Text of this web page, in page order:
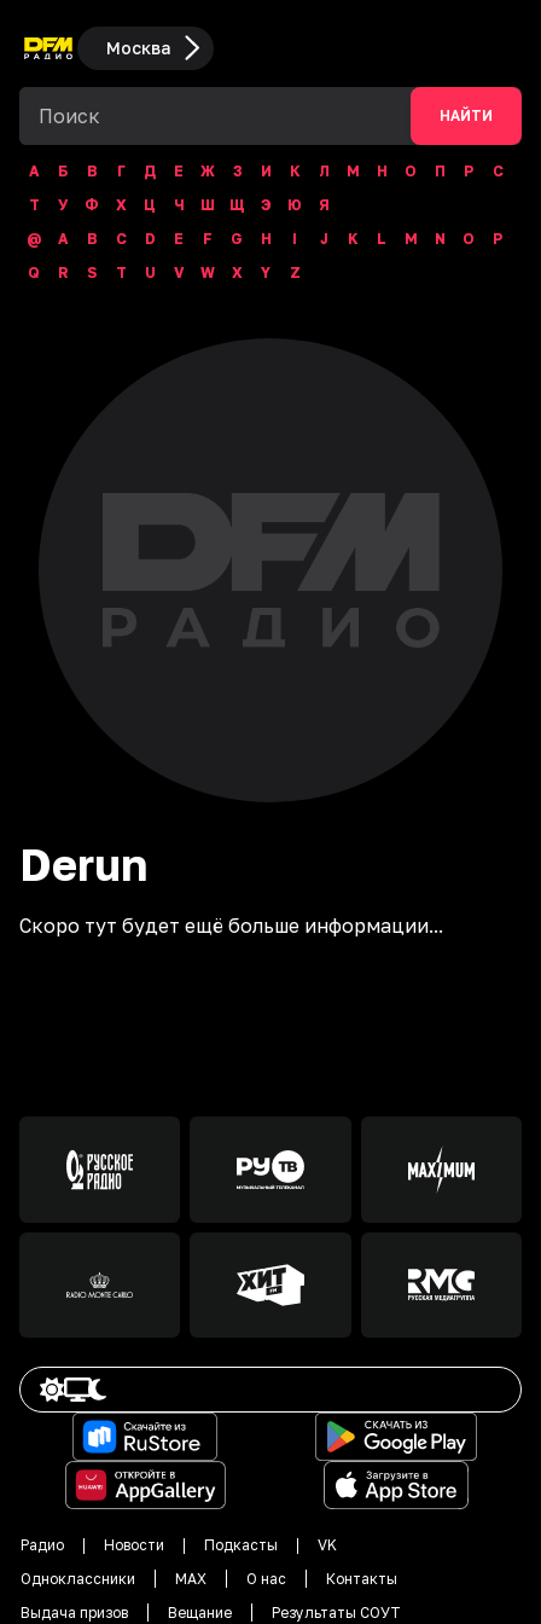
Москва
НАЙТИ
А Б В Г Д Е Ж З И К Л М Н О П Р
С
Т
У Ф Х Ц Ч Ш Щ Э Ю
Я
@
A B C D E F G H I J K L M N O
P
Q
R S T U V W X Y Z
Derun
Скоро тут будет ещё больше информации...
Радио Новости Подкасты
VK
Одноклассники
MAX О нас
Контакты
Выдача призов
Вещание Результаты СОУТ